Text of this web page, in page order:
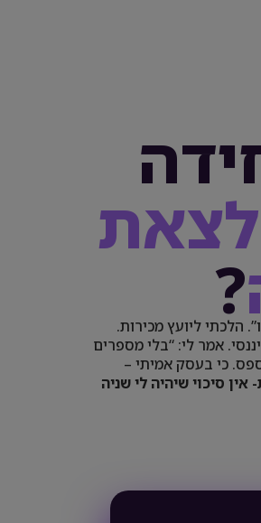
?
הלכתי ליועץ מכירות.
אמר לי: “בלי מספרים
כי בעסק אמיתי –
סיכוי שיהיה לי שניה